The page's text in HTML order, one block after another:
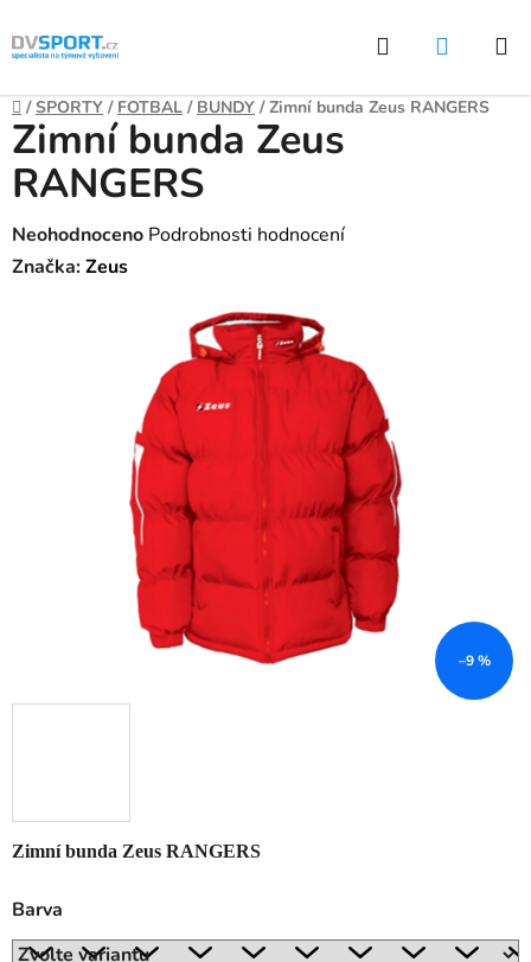
Přejít
na
Hledat
Domů
/ SPORTY / FOTBAL / BUNDY / Zimní bunda Zeus RANGERS
Zimní bunda Zeus RANGERS
Barva
Zimní bunda Zeus
RANGERS
Průměrné
hodnocení
Neohodnoceno Podrobnosti hodnocení
Značka:Zeus
–9 %